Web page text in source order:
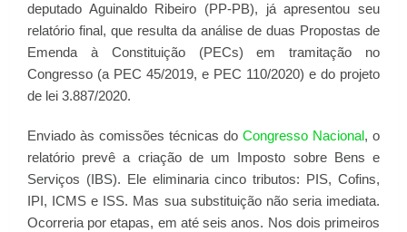
deputado Aguinaldo Ribeiro (PP-PB), já apresentou seu
relatório final, que resulta da análise de duas Propostas de
Emenda à Constituição (PECs) em tramitação no
Congresso (a PEC 45/2019, e PEC 110/2020) e do projeto
de lei 3.887/2020.
Enviado às comissões técnicas do Congresso Nacional, o
relatório prevê a criação de um Imposto sobre Bens e
Serviços (IBS). Ele eliminaria cinco tributos: PIS, Cofins,
IPI, ICMS e ISS. Mas sua substituição não seria imediata.
Ocorreria por etapas, em até seis anos. Nos dois primeiros